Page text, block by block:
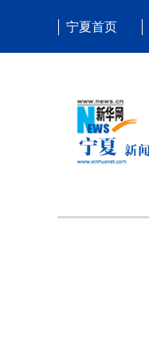
宁夏首页